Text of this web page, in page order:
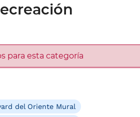
para esta categoría
del Oriente Mural